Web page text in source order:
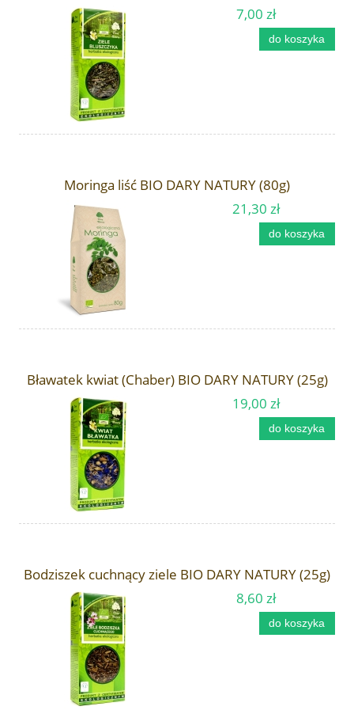
7,00 zł
do koszyka
Moringa liść BIO DARY NATURY (80g)
21,30 zł
do koszyka
Bławatek kwiat (Chaber) BIO DARY NATURY (25g)
19,00 zł
do koszyka
Bodziszek cuchnący ziele BIO DARY NATURY (25g)
8,60 zł
do koszyka